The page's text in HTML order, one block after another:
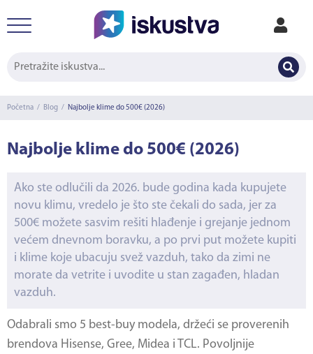
Početna / Blog / Najbolje klime do 500€ (2026)
Najbolje klime do 500€ (2026)
Ako ste odlučili da 2026. bude godina kada kupujete
novu klimu, vredelo je što ste čekali do sada, jer za
500€ možete sasvim rešiti hlađenje i grejanje jednom
većem dnevnom boravku, a po prvi put možete kupiti
i klime koje ubacuju svež vazduh, tako da zimi ne
morate da vetrite i uvodite u stan zagađen, hladan
vazduh.
Odabrali smo 5 best-buy modela, držeći se proverenih
brendova Hisense, Gree, Midea i TCL. Povoljnije